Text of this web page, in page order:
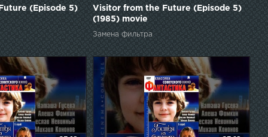
(Episode 5)
Visitor from the Future (Episode 5)
(1985) movie
Замена фильтра